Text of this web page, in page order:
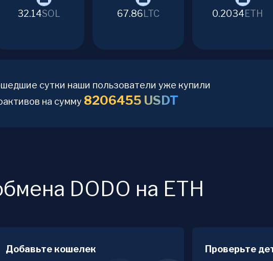
32.14SOL 67.86 LTC 0.2034ETH
сутки наши пользователи уже купили
на сумму 8206455 USDT
DODO на ETH
Добавьте кошелек Проверьте